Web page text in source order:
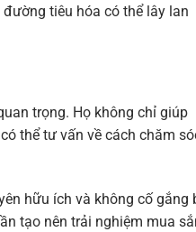
tiêu hóa có thể lây lan
trọng. Họ không chỉ giúp
thể tư vấn về cách chăm
hữu ích và không cố gắng
tạo nên trải nghiệm mua